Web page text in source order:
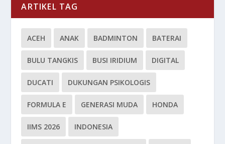
ARTIKEL TAG
ACEH ANAK BADMINTON BATERAI
BULU TANGKIS BUSI IRIDIUM DIGITAL
DUCATI DUKUNGAN PSIKOLOGIS
FORMULA E GENERASI MUDA HONDA
IIMS 2026 INDONESIA